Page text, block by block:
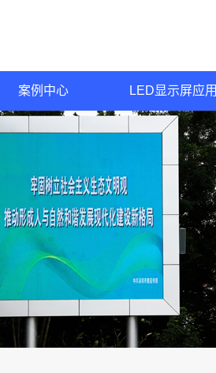
案例中心 LED显示屏应用